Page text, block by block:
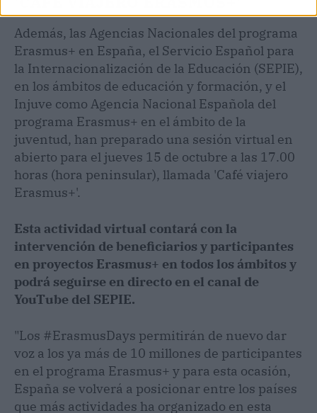
Además, las Agencias Nacionales del programa
Erasmus+ en España, el Servicio Español para
la Internacionalización de la Educación (SEPIE),
en los ámbitos de educación y formación, y el
Injuve como Agencia Nacional Española del
programa Erasmus+ en el ámbito de la
juventud, han preparado una sesión virtual en
abierto para el jueves 15 de octubre a las 17.00
horas (hora peninsular), llamada 'Café viajero
Erasmus+'.
Esta actividad virtual contará con la
intervención de beneficiarios y participantes
en proyectos Erasmus+ en todos los ámbitos y
podrá seguirse en directo en el canal de
YouTube del SEPIE.
"Los #ErasmusDays permitirán de nuevo dar
voz a los ya más de 10 millones de participantes
en el programa Erasmus+ y para esta ocasión,
España se volverá a posicionar entre los países
que más actividades ha organizado en esta